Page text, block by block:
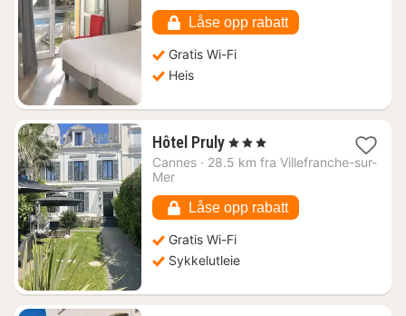
kr.
Låse opp rabatt
Gratis Wi-Fi
Heis
Hôtel Pruly1
natt
kr.
, 3 Stjerner
Cannes · 28.5 km fra Villefranche-sur-
Mer
Låse opp rabatt
Gratis Wi-Fi
Sykkelutleie